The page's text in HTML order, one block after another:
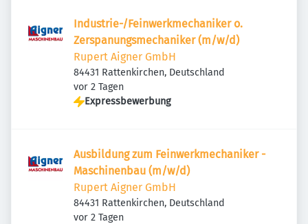
Industrie-/Feinwerkmechaniker o.
Zerspanungsmechaniker (m/w/d)
Rupert Aigner GmbH
84431 Rattenkirchen, Deutschland
Veröffentlicht
vor 2 Tagen
Expressbewerbung
Ausbildung zum Feinwerkmechaniker -
Maschinenbau (m/w/d)
Rupert Aigner GmbH
84431 Rattenkirchen, Deutschland
Veröffentlicht
vor 2 Tagen